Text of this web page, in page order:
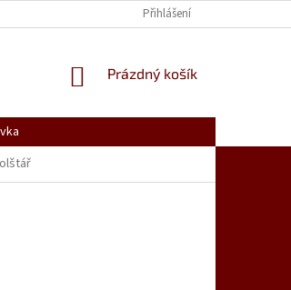
REKLAMACE, VRÁCENÍ ZBOŽÍ
Přihlášení
NÁKUPNÍ
Prázdný košík